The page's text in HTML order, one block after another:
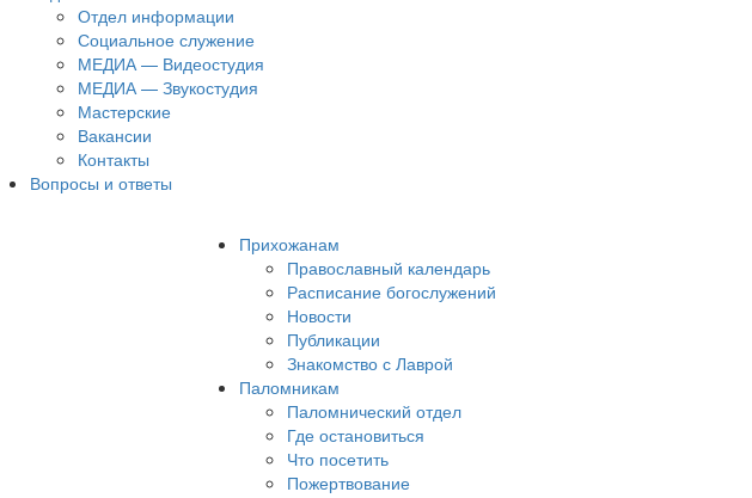
Отдел информации
Социальное служение
МЕДИА — Видеостудия
МЕДИА — Звукостудия
Мастерские
Вакансии
Контакты
Вопросы и ответы
Прихожанам
Православный календарь
Расписание богослужений
Новости
Публикации
Знакомство с Лаврой
Паломникам
Паломнический отдел
Где остановиться
Что посетить
Пожертвование